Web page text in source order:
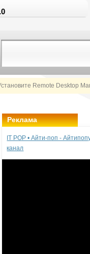
Remote Desktop
Реклама
IT POP • Айти-поп -
канал